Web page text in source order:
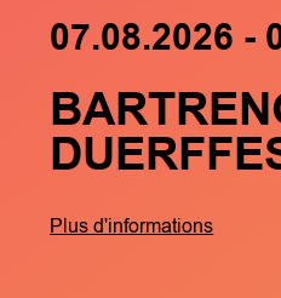
07.08.2026 -
Plus d'informations